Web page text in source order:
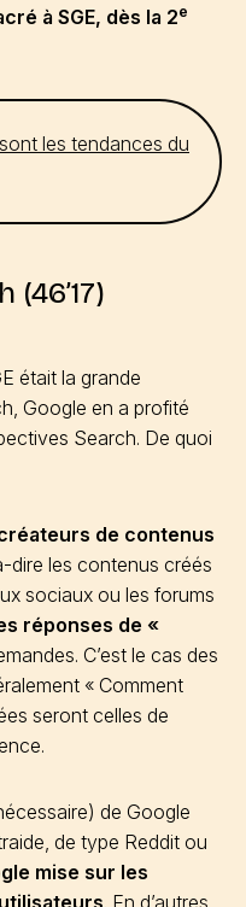
à SGE, dès la 2e
les tendances du
était la grande
Google en a profité
Search. De quoi
de contenus
dire les contenus créés
sociaux ou les forums
réponses de «
C’est le cas des
« Comment
seront celles de
de Google
de type Reddit ou
mise sur les
. En d’autres